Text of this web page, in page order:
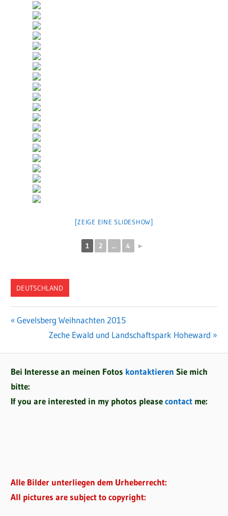
[ZEIGE EINE SLIDESHOW]
1 2 ... 4 ►
DEUTSCHLAND
Beitragsnavigation
Vorheriger
Gevelsberg Weihnachten 2015
Nächster
Zeche Ewald und Landschaftspark Hoheward
Bei Interesse an meinen Fotos kontaktieren Sie mich
bitte:
If you are interested in my photos pleasecontact me:
Alle Bilder unterliegen dem Urheberrecht:
All pictures are subject to copyright: